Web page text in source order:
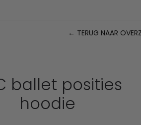
← TERUG NAAR
ballet posities
hoodie